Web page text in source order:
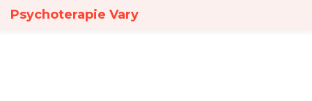
Psychoterapie Vary